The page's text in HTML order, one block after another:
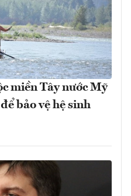
miền Tây nước Mỹ
bảo vệ hệ sinh